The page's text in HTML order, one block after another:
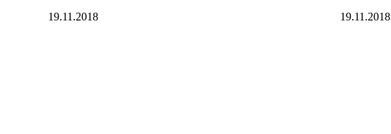
19.11.2018
19.11.2018